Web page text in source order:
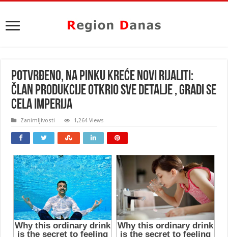
POTVRĐENO, NA PINKU KREĆE NOVI RIJALITI:
Član produkcije otkrio sve DETALJE , gradi se
cela IMPERIJA
Zanimljivosti 1,264 Views